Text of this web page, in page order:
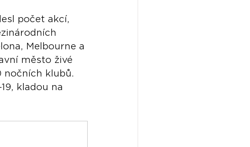
počet akcí,
Melbourne a
město živé
nočních klubů.
kladou na